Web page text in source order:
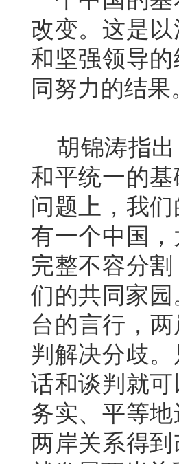
改变。这是
和坚强领导
同努力的结果
胡锦涛指出
和平统一的
问题上，我
有一个中国
完整不容分
们的共同家园
台的言行，
判解决分歧
话和谈判就
务实、平等
两岸关系得